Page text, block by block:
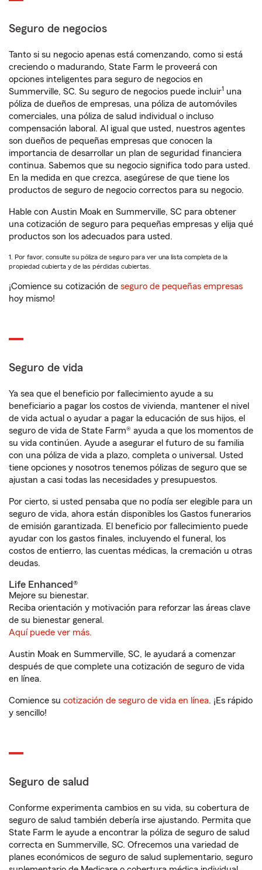
Seguro de negocios
Tanto si su negocio apenas está comenzando, como si está
creciendo o madurando, State Farm le proveerá con
opciones inteligentes para seguro de negocios en
Summerville, SC. Su seguro de negocios puede incluir1 una
póliza de dueños de empresas, una póliza de automóviles
comerciales, una póliza de salud individual o incluso
compensación laboral. Al igual que usted, nuestros agentes
son dueños de pequeñas empresas que conocen la
importancia de desarrollar un plan de seguridad financiera
continua. Sabemos que su negocio significa todo para usted.
En la medida en que crezca, asegúrese de que tiene los
productos de seguro de negocio correctos para su negocio.
Hable con Austin Moak en Summerville, SC para obtener
una cotización de seguro para pequeñas empresas y elija qué
productos son los adecuados para usted.
1. Por favor, consulte su póliza de seguro para ver una lista completa de la
propiedad cubierta y de las pérdidas cubiertas.
¡Comience su cotización de seguro de pequeñas empresas
hoy mismo!
Seguro de vida
Ya sea que el beneficio por fallecimiento ayude a su
beneficiario a pagar los costos de vivienda, mantener el nivel
de vida actual o ayudar a pagar la educación de sus hijos, el
seguro de vida de State Farm® ayuda a que los momentos de
su vida continúen. Ayude a asegurar el futuro de su familia
con una póliza de vida a plazo, completa o universal. Usted
tiene opciones y nosotros tenemos pólizas de seguro que se
ajustan a casi todas las necesidades y presupuestos.
Por cierto, si usted pensaba que no podía ser elegible para un
seguro de vida, ahora están disponibles los Gastos funerarios
de emisión garantizada. El beneficio por fallecimiento puede
ayudar con los gastos finales, incluyendo el funeral, los
costos de entierro, las cuentas médicas, la cremación u otras
deudas.
Life Enhanced®
Mejore su bienestar.
Reciba orientación y motivación para reforzar las áreas clave
de su bienestar general.
Aquí puede ver más.
Austin Moak en Summerville, SC, le ayudará a comenzar
después de que complete una cotización de seguro de vida
en línea.
Comience su cotización de seguro de vida en línea. ¡Es rápido
y sencillo!
Seguro de salud
Conforme experimenta cambios en su vida, su cobertura de
seguro de salud también debería irse ajustando. Permita que
State Farm le ayude a encontrar la póliza de seguro de salud
correcta en Summerville, SC. Ofrecemos una variedad de
planes económicos de seguro de salud suplementario, seguro